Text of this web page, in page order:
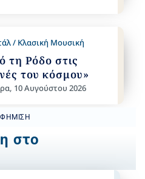
/ Κλασική Μουσική
τη Ρόδο στις
του κόσμου»
10 Αυγούστου 2026
στο